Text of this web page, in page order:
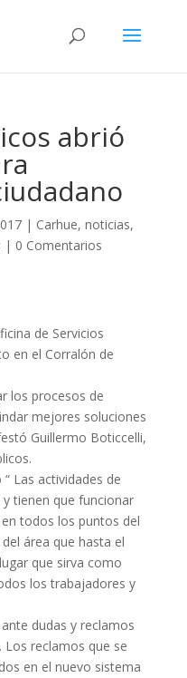
abrió
| Carhue, noticias,
| 0 Comentarios
de Servicios
en el Corralón de
los procesos de
mejores soluciones
Guillermo Boticcelli,
Las actividades de
tienen que funcionar
todos los puntos del
área que hasta el
que sirva como
los trabajadores y
dudas y reclamos
Los reclamos que se
en el nuevo sistema